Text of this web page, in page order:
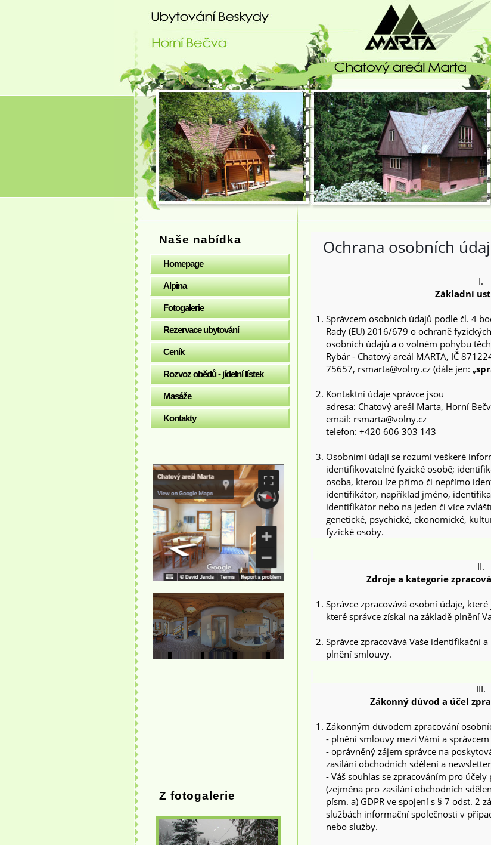
Ubytování Beskydy - chatový areál - MARTA
Naše nabídka
Homepage
Alpina
Fotogalerie
Rezervace ubytování
Ceník
Rozvoz obědů - jídelní lístek
Masáže
Kontakty
Z fotogalerie
Ochrana osobních
I.
Základní
Správcem osobních údajů podle čl. 4
Rady (EU) 2016/679 o ochraně
osobních údajů a o volném pohybu
Rybár - Chatový areál MARTA, IČ
75657, rsmarta@volny.cz (dále jen: „
Kontaktní údaje správce jsou
adresa: Chatový areál Marta, Horní
email: rsmarta@volny.cz
telefon: +420 606 303 143
Osobními údaji se rozumí veškeré
identifikovatelné fyzické osobě;
osoba, kterou lze přímo či nepřímo
identifikátor, například jméno,
identifikátor nebo na jeden či více
genetické, psychické, ekonomické,
fyzické osoby.
II.
Zdroje a kategorie
Správce zpracovává osobní údaje,
které správce získal na základě plnění
Správce zpracovává Vaše identifikační
plnění smlouvy.
III.
Zákonný důvod a účel
Zákonným důvodem zpracování
- plnění smlouvy mezi Vámi a
- oprávněný zájem správce na
zasílání obchodních sdělení a
- Váš souhlas se zpracováním pro
(zejména pro zasílání obchodních
písm. a) GDPR ve spojení s § 7 odst. 2
službách informační společnosti v
nebo služby.